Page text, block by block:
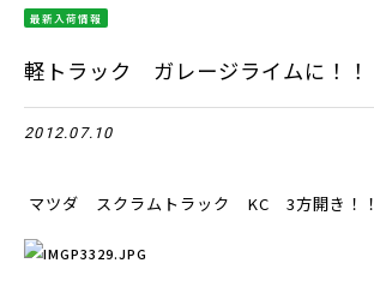
最新入荷情報
軽トラック ガレージライムに！！
2012.07.10
マツダ スクラムトラック KC 3方開き！！